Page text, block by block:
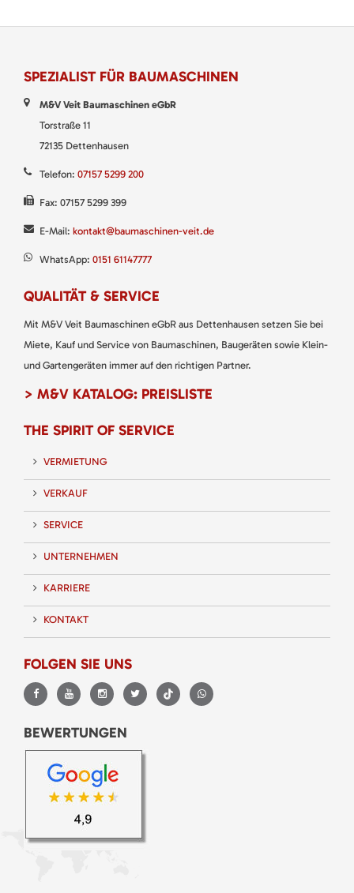
SPEZIALIST FÜR BAUMASCHINEN
M&V Veit Baumaschinen eGbR
Torstraße 11
72135 Dettenhausen
Telefon: 07157 5299 200
Fax: 07157 5299 399
E-Mail: kontakt@baumaschinen-veit.de
WhatsApp: 0151 61147777
QUALITÄT & SERVICE
Mit M&V Veit Baumaschinen eGbR aus Dettenhausen setzen Sie bei
Miete, Kauf und Service von Baumaschinen, Baugeräten sowie Klein-
und Gartengeräten immer auf den richtigen Partner.
> M&V KATALOG: PREISLISTE
THE SPIRIT OF SERVICE
VERMIETUNG
VERKAUF
SERVICE
UNTERNEHMEN
KARRIERE
KONTAKT
FOLGEN SIE UNS
BEWERTUNGEN